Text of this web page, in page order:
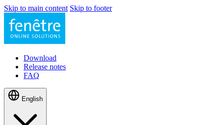
Skip to main content Skip to footer
Download
Release notes
FAQ
English